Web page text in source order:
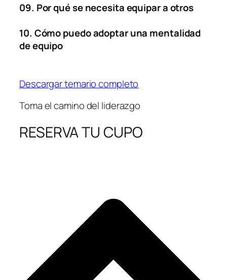
09. Por qué se necesita equipar a otros
10. Cómo puedo adoptar una mentalidad
de equipo
Descargar temario completo
Toma el camino del liderazgo
RESERVA TU CUPO